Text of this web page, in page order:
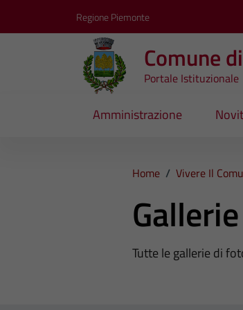
Regione Piemonte
Comune
Portale Istituzionale
Amministrazione
Home / Vivere Il
Tutte le gallerie di